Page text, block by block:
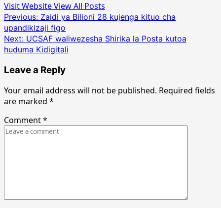
Visit WebsiteView All Posts
Post
navigation
Previous: Zaidi ya Bilioni 28 kujenga kituo cha
upandikizaji figo
Next: UCSAF waliwezesha Shirika la Posta kutoa
huduma Kidigitali
Leave a Reply
Your email address will not be published. Required fields
are marked *
Comment*